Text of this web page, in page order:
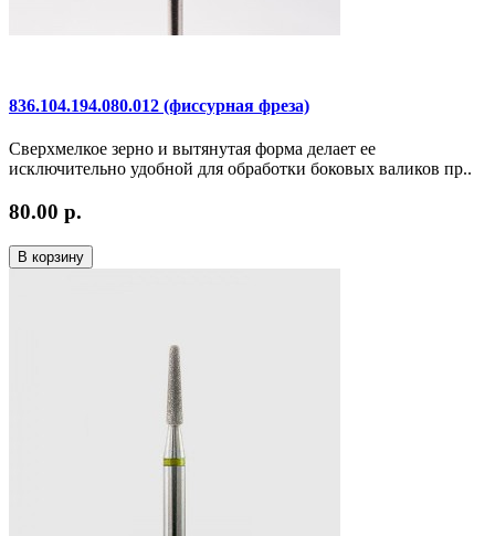
836.104.194.080.012 (фиссурная фреза)
Сверхмелкое зерно и вытянутая форма делает ее
исключительно удобной для обработки боковых валиков пр..
80.00 р.
В корзину